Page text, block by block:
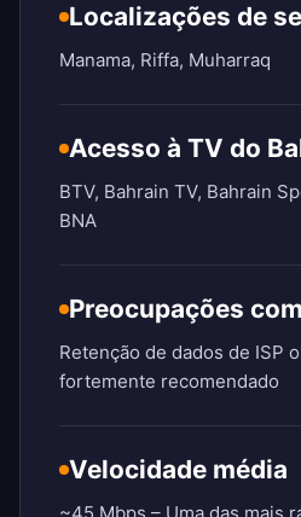
Localizações de
Manama, Riffa, Muharraq
Acesso à TV do
BTV, Bahrain TV, Bahrain
BNA
Preocupações
Retenção de dados de ISP
fortemente recomendado
Velocidade média